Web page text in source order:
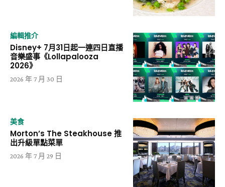
編輯推介
Disney+ 7月31日起一連四日直播
音樂盛事《Lollapalooza
2026》
2026 年 7 月 30 日
美食
Morton’s The Steakhouse 推
出升級單點菜單
2026 年 7 月 29 日